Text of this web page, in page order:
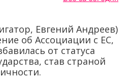
Евгений Андреев)
об Ассоциации с ЕС,
от статуса
став страной